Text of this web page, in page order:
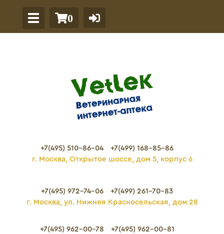
0
+7(495) 510-86-04
+7(499) 168-85-86
г. Москва, Открытое шоссе, дом 5, корпус 6
+7(495) 972-74-06
+7(499) 261-70-83
г. Москва, ул. Нижняя Красносельская, дом 28
+7(495) 962-00-78
+7(495) 962-00-81